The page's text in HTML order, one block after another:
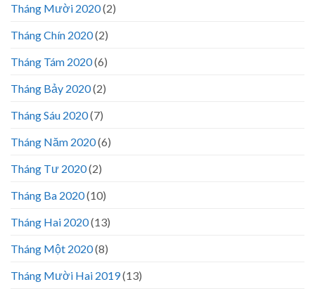
Tháng Mười 2020(2)
Tháng Chín 2020(2)
Tháng Tám 2020(6)
Tháng Bảy 2020(2)
Tháng Sáu 2020(7)
Tháng Năm 2020(6)
Tháng Tư 2020(2)
Tháng Ba 2020(10)
Tháng Hai 2020(13)
Tháng Một 2020(8)
Tháng Mười Hai 2019(13)